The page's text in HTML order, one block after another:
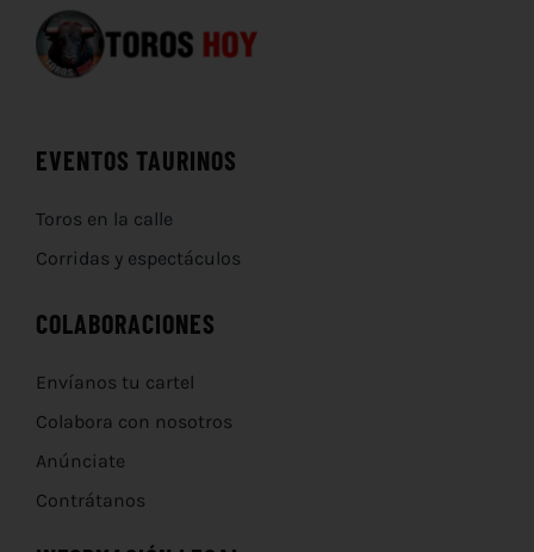
EVENTOS TAURINOS
Toros en la calle
Corridas y espectáculos
COLABORACIONES
Envíanos tu cartel
Colabora con nosotros
Anúnciate
Contrátanos